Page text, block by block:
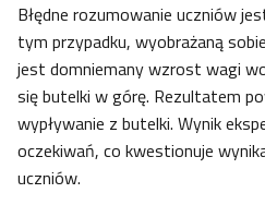
Błędne rozumowanie uczniów
tym przypadku, wyobrażaną
jest domniemany wzrost wagi
się butelki w górę. Rezultatem
wypływanie z butelki. Wynik
oczekiwań, co kwestionuje
uczniów.